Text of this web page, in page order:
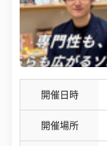
開催日時
開催場所